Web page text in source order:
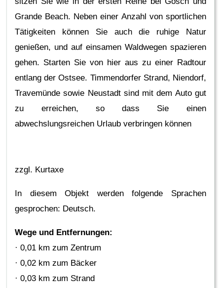
Grande Beach. Neben einer Anzahl von sportlichen
Tätigkeiten können Sie auch die ruhige Natur
genießen, und auf einsamen Waldwegen spazieren
gehen. Starten Sie von hier aus zu einer Radtour
entlang der Ostsee. Timmendorfer Strand, Niendorf,
Travemünde sowie Neustadt sind mit dem Auto gut
zu erreichen, so dass Sie einen
abwechslungsreichen Urlaub verbringen können
zzgl. Kurtaxe
In diesem Objekt werden folgende Sprachen
gesprochen: Deutsch.
Wege und Entfernungen:
· 0,01 km zum Zentrum
· 0,02 km zum Bäcker
· 0,03 km zum Strand